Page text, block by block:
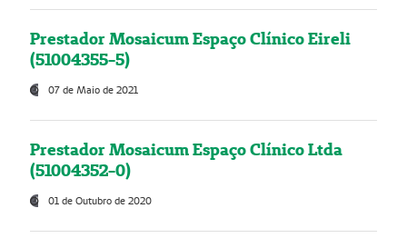
Prestador Mosaicum Espaço Clínico Eireli
(51004355-5)
07 de Maio de 2021
Prestador Mosaicum Espaço Clínico Ltda
(51004352-0)
01 de Outubro de 2020